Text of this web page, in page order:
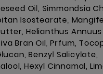
Oil, Simmondsia
Isostearate,
Helianthus Annuus
Bran Oil, Prfum,
Benzyl Salicylate,
Hexyl Cinnamal,